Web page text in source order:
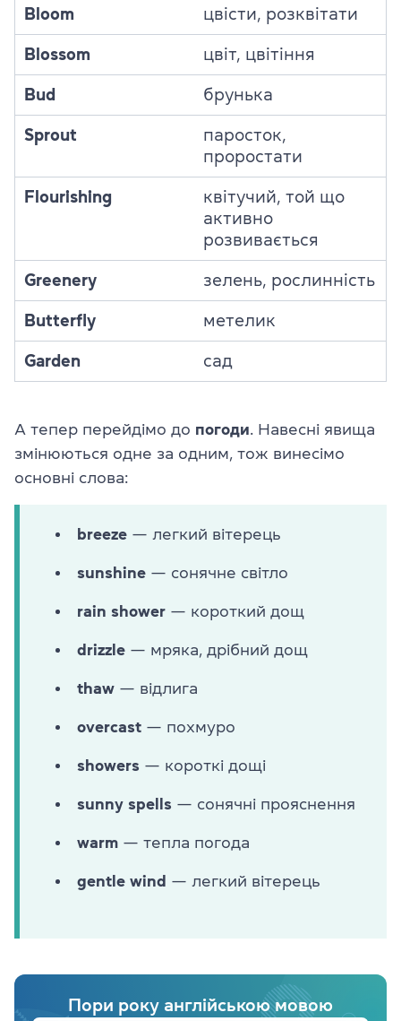
Bloom цвісти, розквітати
Blossom цвіт, цвітіння
Bud брунька
Sprout
паросток,
проростати
Flourishing
квітучий, той що
активно
розвивається
Greenery зелень, рослинність
Butterfly метелик
Garden сад
А тепер перейдімо до погоди. Навесні явища
змінюються одне за одним, тож винесімо
основні слова:
breeze — легкий вітерець
sunshine — сонячне світло
rain shower — короткий дощ
drizzle — мряка, дрібний дощ
thaw — відлига
overcast — похмуро
showers — короткі дощі
sunny spells — сонячні прояснення
warm — тепла погода
gentle wind — легкий вітерець
Пори року англійською мовою